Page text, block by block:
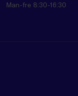
Man-fre 8:30-16:30